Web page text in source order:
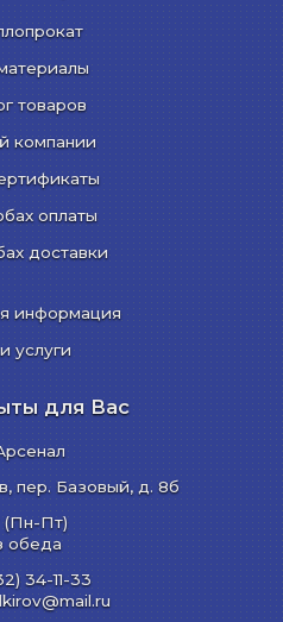
товаров
компании
оплаты
доставки
информация
услуги
для Вас
, пер. Базовый, д. 8б
(Пн-Пт)
обеда
34-11-33